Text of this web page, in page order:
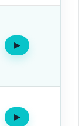
▶Oír
▶Oír